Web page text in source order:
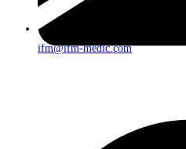
ifm@ifm-medic.com